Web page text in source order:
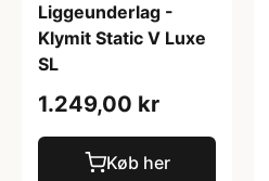
Liggeunderlag -
Klymit Static V Luxe
SL
1.249,00 kr
Køb her